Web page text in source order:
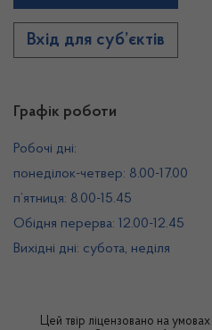
Графік роботи
Робочі дні:
понеділок-четвер: 8.00-17.00
п’ятниця: 8.00-15.45
Обідня перерва: 12.00-12.45
Вихідні дні: субота, неділя
Вхід для суб’єктів
Цей твір ліцензовано на умовах